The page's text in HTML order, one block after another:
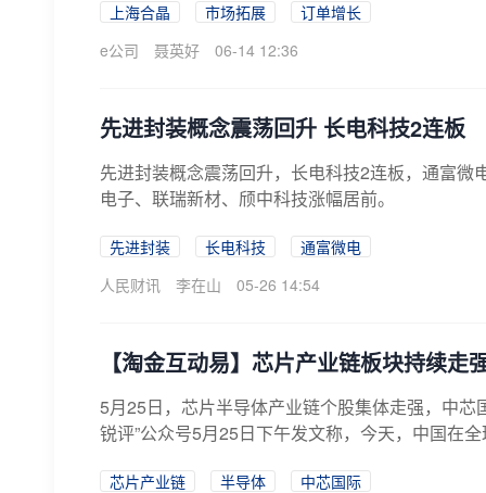
上海合晶 市场拓展
订单增长
e公司
聂英好 06-14 12:36
先进封装概念震荡回升 长电科技2连板
先进封装概念震荡回升，长电科技2连板，通富
电子、联瑞新材、颀中科技涨幅居前。
先进封装 长电科技
通富微电
人民财讯
李在山 05-26 14:54
【淘金互动易】芯片产业链板块持续
5月25日，芯片半导体产业链个股集体走强，中
锐评”公众号5月25日下午发文称，今天，中国在
芯片产业链 半导体
中芯国际